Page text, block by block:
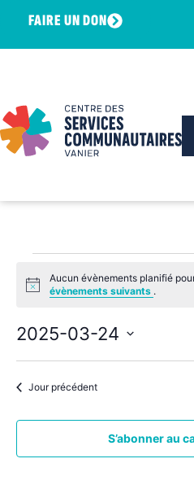
FAIRE UN DON
Notice
Aucun évènements planifié
évènements suivants .
2025-03-24
une
date.Jour précédent
S’abonner au